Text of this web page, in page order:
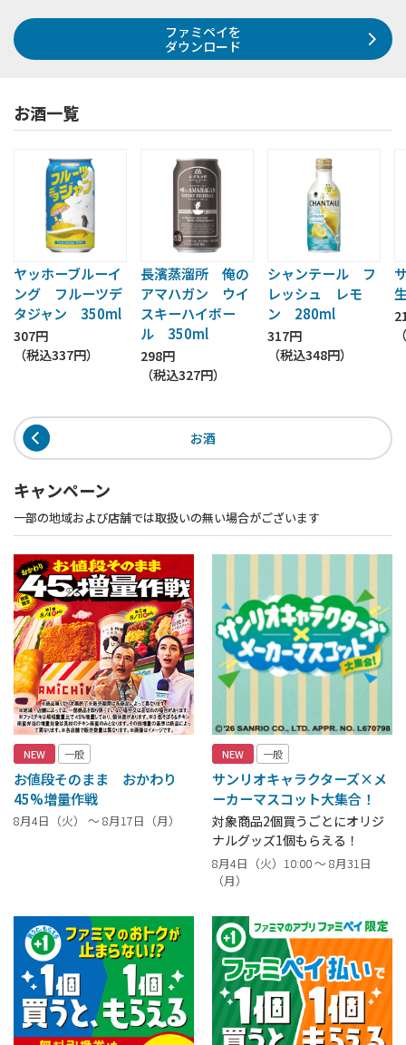
ファミペイを
ダウンロード
お酒一覧
ヤッホーブルーイ
ング フルーツデ
タジャン 350ml
307円
（税込337円）
長濱蒸溜所 俺の
アマハガン ウイ
スキーハイボー
ル 350ml
298円
（税込327円）
シャンテール フ
レッシュ レモ
ン 280ml
317円
（税込348円）
お酒
キャンペーン
一部の地域および店舗では取扱いの無い場合がございます
NEW 一般
お値段そのまま おかわり
45%増量作戦
8月4日（火） ～ 8月17日（月）
NEW 一般
サンリオキャラクターズ×メ
ーカーマスコット大集合！
対象商品2個買うごとにオリジ
ナルグッズ1個もらえる！
8月4日（火）10:00 ～ 8月31日
（月）